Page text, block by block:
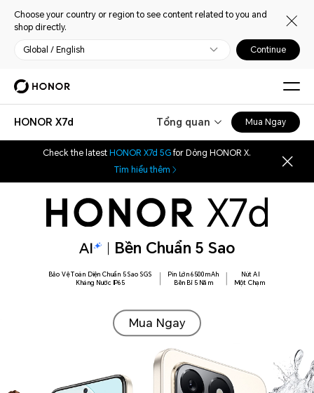
Choose your country or region to see content related to you and
shop directly.
Global / English Continue
HONOR X7d Tổng quan Mua Ngay
Check the latest HONOR X7d 5Gfor Dòng HONOR X.
Tìm hiểu thêm
Bền Chuẩn 5 Sao
Bảo Vệ Toàn Diện Chuẩn 5 Sao SGS
Kháng Nước IP65
Pin Lớn 6500mAh
Bền Bỉ 5 Năm
Nút AI
Một Chạm
Mua Ngay